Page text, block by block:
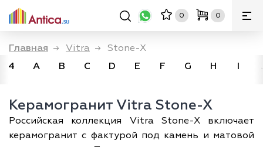
0 0
Главная → Vitra → Stone-X
4
A B C D E F G H I
Керамогранит Vitra Stone-X
Российская коллекция Vitra Stone-X включает
керамогранит с фактурой под камень и матовой